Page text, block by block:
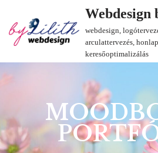
Skip
to
webdesign,
arculattervezés,
keresőoptimalizálás